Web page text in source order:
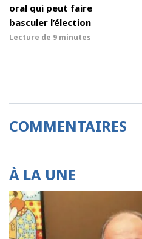
oral qui peut faire
basculer l’élection
Lecture de 9 minutes
COMMENTAIRES
À LA UNE